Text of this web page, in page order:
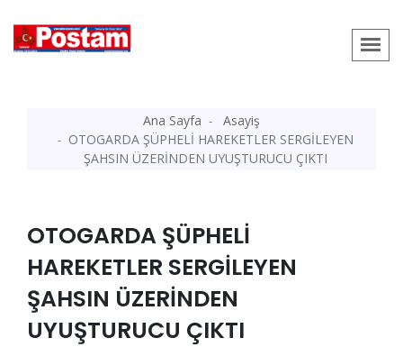
Ana Sayfa
Asayiş
OTOGARDA ŞÜPHELİ HAREKETLER SERGİLEYEN
ŞAHSIN ÜZERİNDEN UYUŞTURUCU ÇIKTI
OTOGARDA ŞÜPHELİ
HAREKETLER SERGİLEYEN
ŞAHSIN ÜZERİNDEN
UYUŞTURUCU ÇIKTI